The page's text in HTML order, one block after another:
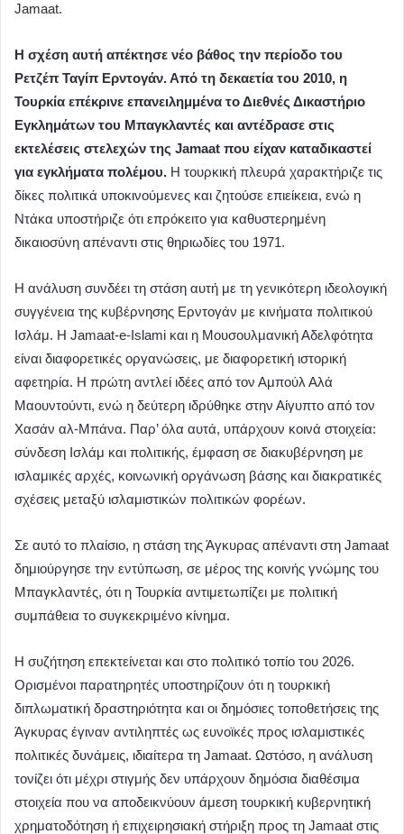
Jamaat.
Η σχέση αυτή απέκτησε νέο βάθος την περίοδο του
Ρετζέπ Ταγίπ Ερντογάν. Από τη δεκαετία του 2010, η
Τουρκία επέκρινε επανειλημμένα το Διεθνές Δικαστήριο
Εγκλημάτων του Μπαγκλαντές και αντέδρασε στις
εκτελέσεις στελεχών της Jamaat που είχαν καταδικαστεί
για εγκλήματα πολέμου. Η τουρκική πλευρά χαρακτήριζε τις
δίκες πολιτικά υποκινούμενες και ζητούσε επιείκεια, ενώ η
Ντάκα υποστήριζε ότι επρόκειτο για καθυστερημένη
δικαιοσύνη απέναντι στις θηριωδίες του 1971.
Η ανάλυση συνδέει τη στάση αυτή με τη γενικότερη ιδεολογική
συγγένεια της κυβέρνησης Ερντογάν με κινήματα πολιτικού
Ισλάμ. Η Jamaat-e-Islami και η Μουσουλμανική Αδελφότητα
είναι διαφορετικές οργανώσεις, με διαφορετική ιστορική
αφετηρία. Η πρώτη αντλεί ιδέες από τον Αμπούλ Αλά
Μαουντούντι, ενώ η δεύτερη ιδρύθηκε στην Αίγυπτο από τον
Χασάν αλ-Μπάνα. Παρ’ όλα αυτά, υπάρχουν κοινά στοιχεία:
σύνδεση Ισλάμ και πολιτικής, έμφαση σε διακυβέρνηση με
ισλαμικές αρχές, κοινωνική οργάνωση βάσης και διακρατικές
σχέσεις μεταξύ ισλαμιστικών πολιτικών φορέων.
Σε αυτό το πλαίσιο, η στάση της Άγκυρας απέναντι στη Jamaat
δημιούργησε την εντύπωση, σε μέρος της κοινής γνώμης του
Μπαγκλαντές, ότι η Τουρκία αντιμετωπίζει με πολιτική
συμπάθεια το συγκεκριμένο κίνημα.
Η συζήτηση επεκτείνεται και στο πολιτικό τοπίο του 2026.
Ορισμένοι παρατηρητές υποστηρίζουν ότι η τουρκική
διπλωματική δραστηριότητα και οι δημόσιες τοποθετήσεις της
Άγκυρας έγιναν αντιληπτές ως ευνοϊκές προς ισλαμιστικές
πολιτικές δυνάμεις, ιδιαίτερα τη Jamaat. Ωστόσο, η ανάλυση
τονίζει ότι μέχρι στιγμής δεν υπάρχουν δημόσια διαθέσιμα
στοιχεία που να αποδεικνύουν άμεση τουρκική κυβερνητική
χρηματοδότηση ή επιχειρησιακή στήριξη προς τη Jamaat στις